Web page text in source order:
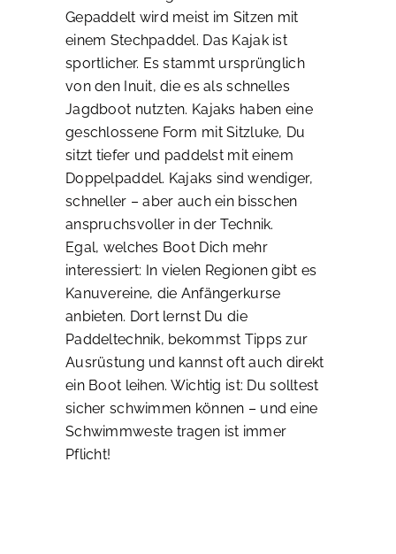
Gepaddelt wird meist im Sitzen mit
einem Stechpaddel. Das Kajak ist
sportlicher. Es stammt ursprünglich
von den Inuit, die es als schnelles
Jagdboot nutzten. Kajaks haben eine
geschlossene Form mit Sitzluke, Du
sitzt tiefer und paddelst mit einem
Doppelpaddel. Kajaks sind wendiger,
schneller – aber auch ein bisschen
anspruchsvoller in der Technik.
Egal, welches Boot Dich mehr
interessiert: In vielen Regionen gibt es
Kanuvereine, die Anfängerkurse
anbieten. Dort lernst Du die
Paddeltechnik, bekommst Tipps zur
Ausrüstung und kannst oft auch direkt
ein Boot leihen. Wichtig ist: Du solltest
sicher schwimmen können – und eine
Schwimmweste tragen ist immer
Pflicht!